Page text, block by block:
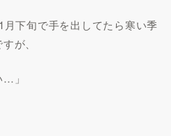
下旬で手を出してたら寒い季
が、
…」